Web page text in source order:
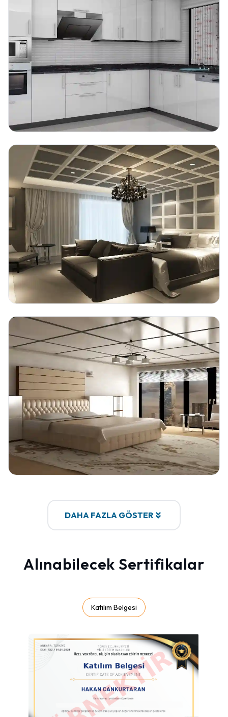
Detayları Gör
Detayları Gör
Detayları Gör
DAHA FAZLA GÖSTER
Alınabilecek Sertifikalar
Katılım Belgesi